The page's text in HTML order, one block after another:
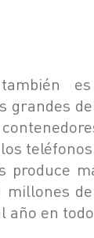
también
grandes
produce
millones
año en